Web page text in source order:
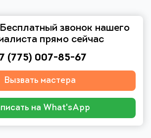
звонок нашего
прямо сейчас
(775) 007-85-67
Вызвать мастера
на What'sApp